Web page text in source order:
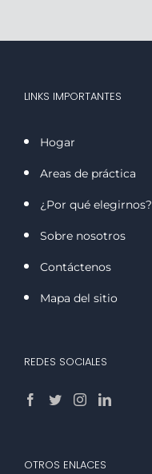
LINKS IMPORTANTES
Hogar
Areas de práctica
¿Por qué elegirnos?
Sobre nosotros
Contáctenos
Mapa del sitio
REDES SOCIALES
OTROS ENLACES